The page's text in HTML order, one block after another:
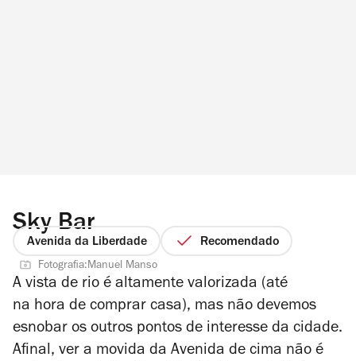
Sky Bar
Avenida da Liberdade Recomendado
Fotografia:Manuel Manso
A vista de rio é altamente valorizada (até
na hora de comprar casa), mas não devemos
esnobar os outros pontos de interesse da cidade.
Afinal, ver a movida da Avenida de cima não é